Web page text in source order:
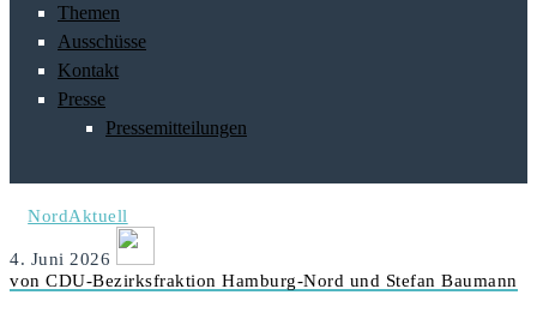
Themen
Ausschüsse
Kontakt
Presse
Pressemitteilungen
NordAktuell
4. Juni 2026
von CDU-Bezirksfraktion Hamburg-Nord und Stefan Baumann